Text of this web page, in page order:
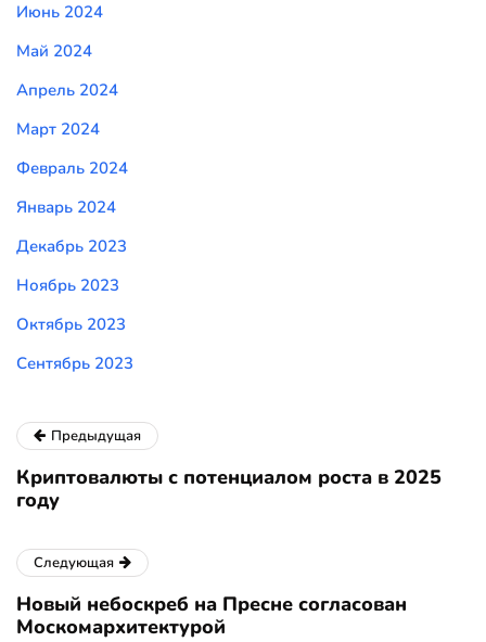
Июнь 2024
Май 2024
Апрель 2024
Март 2024
Февраль 2024
Январь 2024
Декабрь 2023
Ноябрь 2023
Октябрь 2023
Сентябрь 2023
Предыдущая
Криптовалюты с потенциалом роста в 2025
году
Следующая
Новый небоскреб на Пресне согласован
Москомархитектурой